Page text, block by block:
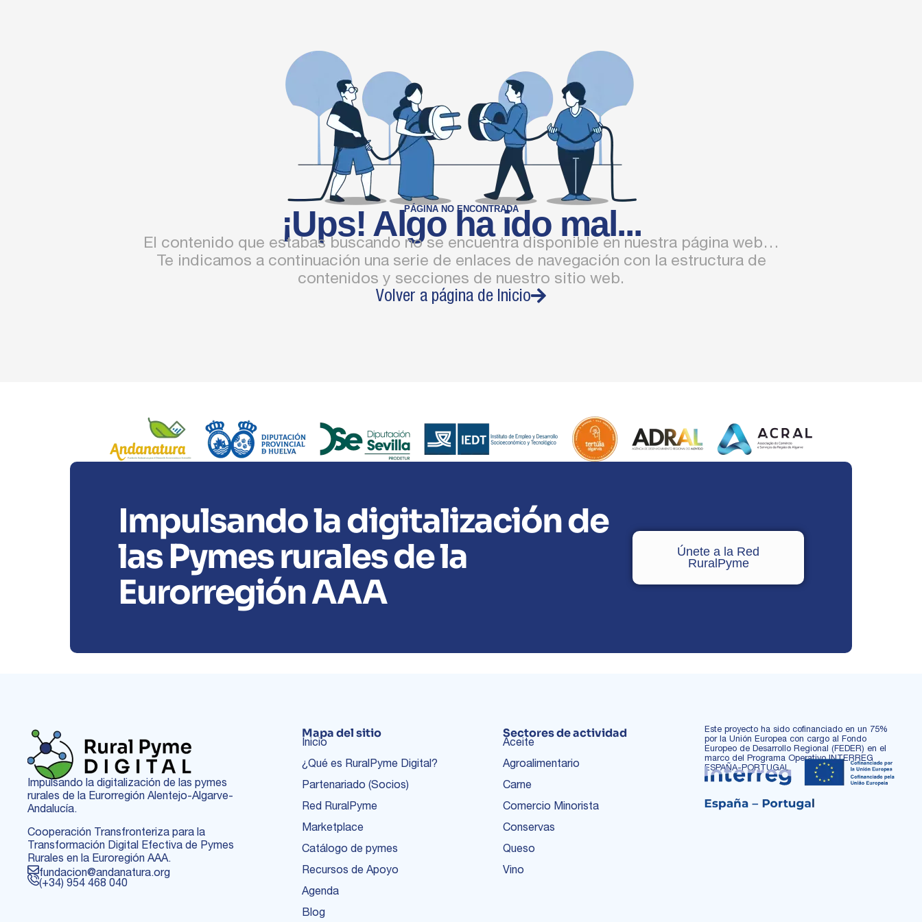
PÁGINA NO ENCONTRADA
¡Ups! Algo ha ido mal...
El contenido que estabas buscando no se encuentra disponible en nuestra página web…
Te indicamos a continuación una serie de enlaces de navegación con la estructura de
contenidos y secciones de nuestro sitio web.
Volver a página de Inicio
Impulsando la digitalización de
las Pymes rurales de la
Eurorregión AAA
Únete a la Red
RuralPyme
Impulsando la digitalización de las pymes
rurales de la Eurorregión Alentejo-Algarve-
Andalucía.
Cooperación Transfronteriza para la
Transformación Digital Efectiva de Pymes
Rurales en la Euroregión AAA.
fundacion@andanatura.org
(+34) 954 468 040
Mapa del sitio
Inicio
¿Qué es RuralPyme Digital?
Partenariado (Socios)
Red RuralPyme
Marketplace
Catálogo de pymes
Recursos de Apoyo
Agenda
Blog
Sectores de actividad
Aceite
Agroalimentario
Carne
Comercio Minorista
Conservas
Queso
Vino
Este proyecto ha sido cofinanciado en un 75%
por la Unión Europea con cargo al Fondo
Europeo de Desarrollo Regional (FEDER) en el
marco del Programa Operativo INTERREG
ESPAÑA-PORTUGAL.